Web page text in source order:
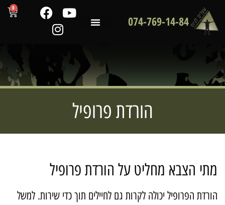
074-769-14-84
הורדת פרופיל
הצבא מחליט על הורדת פרופיל
הפרופיל יכולה לקרות גם לחיילים תוך כדי שירות. למשל